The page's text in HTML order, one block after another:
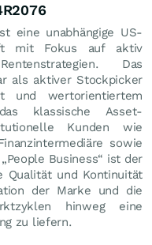
eine unabhängige US-
mit Fokus auf aktiv
Das
als aktiver Stockpicker
und wertorientiertem
klassische Asset-
Kunden wie
sowie
Business“ ist der
und Kontinuität
der Marke und die
hinweg eine
zu liefern.